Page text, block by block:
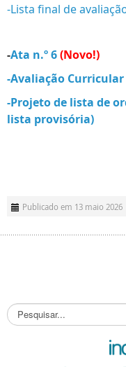
-Lista final de
-Ata n.º 6(Novo!)
-Avaliação
-Projeto de lista de
lista provisória)
Publicado em 13 maio 2026
P
e